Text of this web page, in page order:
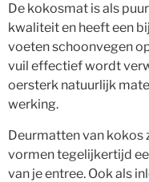
De kokosmat is als
kwaliteit en heeft een
voeten schoonvegen
vuil effectief wordt
oersterk natuurlijk
werking.
Deurmatten van kokos
vormen tegelijkertijd
van je entree. Ook als